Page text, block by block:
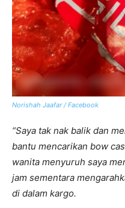
Norishah Jaafar / Facebook
“Saya tak nak balik dan
bantu mencarikan bow
wanita menyuruh saya
jam sementara
di dalam kargo.